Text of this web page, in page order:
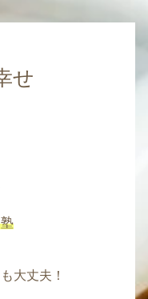
せ
大丈夫！